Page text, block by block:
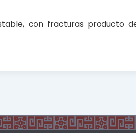
con fracturas producto